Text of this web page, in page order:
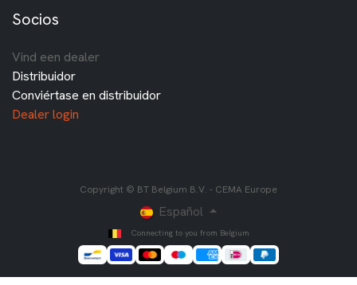
Socios
Vind een dealer
Distribuidor
Conviértase en distribuidor
Dealer login
Copyright © BT Belgium B.V. - CEMA Europe
Español
Connecting to you from Belgium